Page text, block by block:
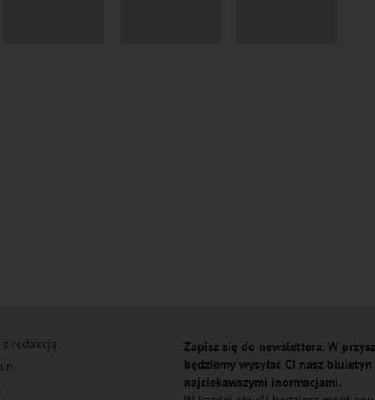
redakcją
Zapisz się do newslettera. W
będziemy wysyłać Ci nasz biuletyn
najciekawszymi inormacjami.